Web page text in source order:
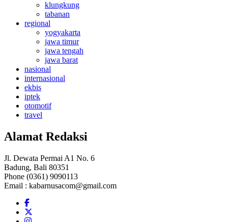
klungkung
tabanan
regional
yogyakarta
jawa timur
jawa tengah
jawa barat
nasional
internasional
ekbis
iptek
otomotif
travel
Alamat Redaksi
Jl. Dewata Permai A1 No. 6
Badung, Bali 80351
Phone (0361) 9090113
Email : kabarnusacom@gmail.com